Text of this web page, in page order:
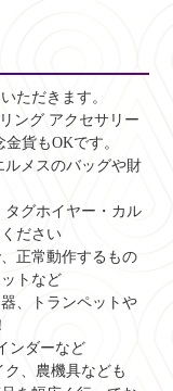
ただきます。
ング アクセサリー
貨もOKです。
ルメスのバッグや財
タグホイヤー・カル
ださい
正常動作するもの
トなど
、トランペットや
ンダーなど
、農機具なども